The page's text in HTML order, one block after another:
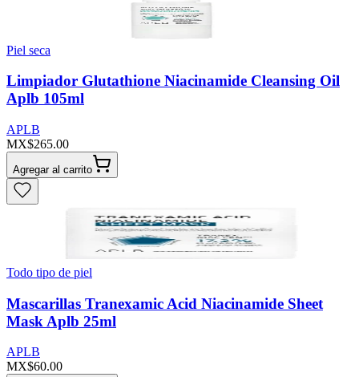
Piel seca
Limpiador Glutathione Niacinamide Cleansing Oil
Aplb 105ml
APLB
MX$265.00
Agregar al carrito
Todo tipo de piel
Mascarillas Tranexamic Acid Niacinamide Sheet
Mask Aplb 25ml
APLB
MX$60.00